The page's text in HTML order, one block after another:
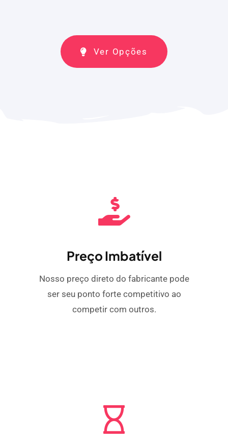
Ver Opções
Preço Imbatível
Nosso preço direto do fabricante pode
ser seu ponto forte competitivo ao
competir com outros.